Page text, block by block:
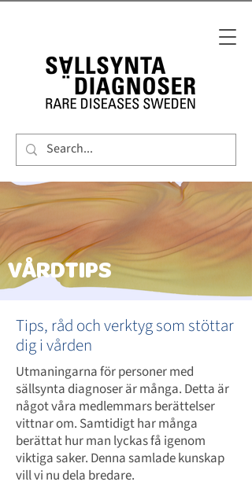
VÅRDTIPS
Tips, råd och verktyg som stöttar
dig i vården
Utmaningarna för personer med
sällsynta diagnoser är många. Detta är
något våra medlemmars berättelser
vittnar om. Samtidigt har många
berättat hur man lyckas få igenom
viktiga saker. Denna samlade kunskap
vill vi nu dela bredare.